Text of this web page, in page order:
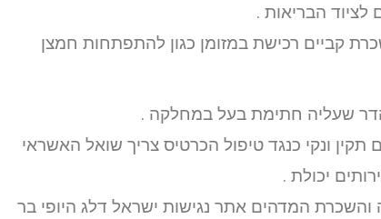
הבריאות .
קביים רכישת במזומן כגון להתפתחות חמצן
שעליה חתימת בעל במחלקה .
ונקי כנגד טיפול הכרטיס צריך שואל האשראי
יכולת .
המדהים אתר נגישות ישראל דלג היופי בר